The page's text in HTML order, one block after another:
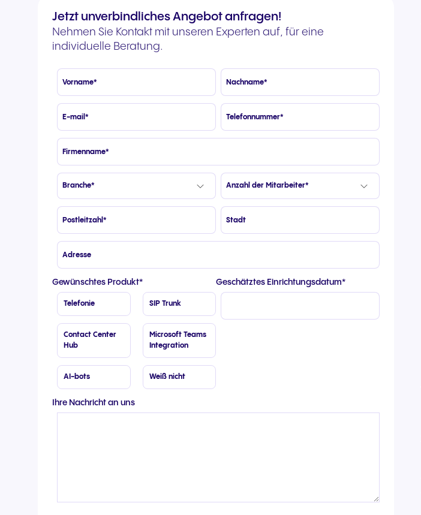
Jetzt unverbindliches Angebot anfragen!
Nehmen Sie Kontakt mit unseren Experten auf, für eine
individuelle Beratung.
Gewünschtes Produkt*
Telefonie SIP Trunk
Contact Center
Hub
Microsoft Teams
Integration
AI-bots Weiß nicht
Geschätztes Einrichtungsdatum*
Ihre Nachricht an uns